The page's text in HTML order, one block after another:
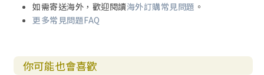
如需寄送海外，歡迎閱讀海外訂購常見問題 。
更多常見問題FAQ
你可能也會喜歡